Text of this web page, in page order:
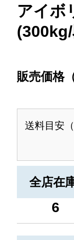
アイボ
販売価格
送料目安
全店在
6